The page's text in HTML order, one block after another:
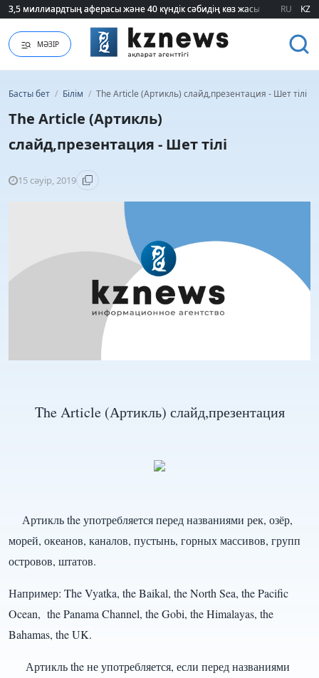
3,5 миллиардтың аферасы және 40 күндік сәбидің көз жасы:
3,5 миллиардтың аферасы және 40 күндік сәбидің көз жасы: RU KZ
МӘЗІР
Басты бет / Білім / The Article (Артикль) слайд,презентация - Шет тілі
The Article (Артикль)
слайд,презентация - Шет тілі
15 сәуір, 2019
The Article (Артикль) слайд,презентация
Артикль the употребляется перед названиями рек, озёр,
морей, океанов, каналов, пустынь, горных массивов, групп
островов, штатов.
Например: The Vyatka, the Baikal, the North Sea, the Pacific
Ocean, the Panama Channel, the Gobi, the Himalayas, the
Bahamas, the UK.
Артикль the не употребляется, если перед названиями